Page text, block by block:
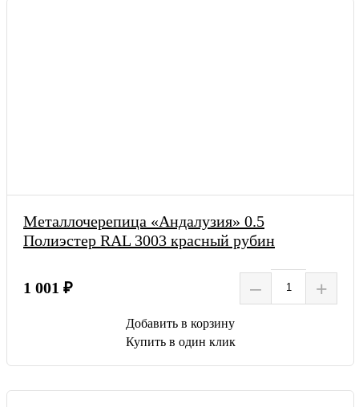
Металлочерепица «Андалузия» 0.5
Полиэстер RAL 3003 красный рубин
1 001 ₽ – +
Добавить в корзину
Купить в один клик